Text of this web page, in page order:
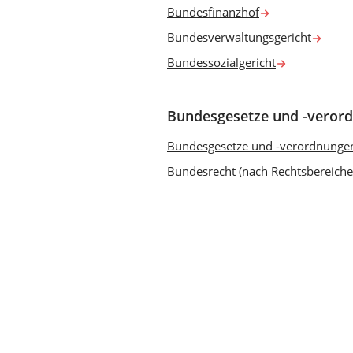
Bundesfinanzhof
Bundesverwaltungsgericht
Bundessozialgericht
Bundesgesetze und -
Bundesgesetze und -
Bundesrecht (nach